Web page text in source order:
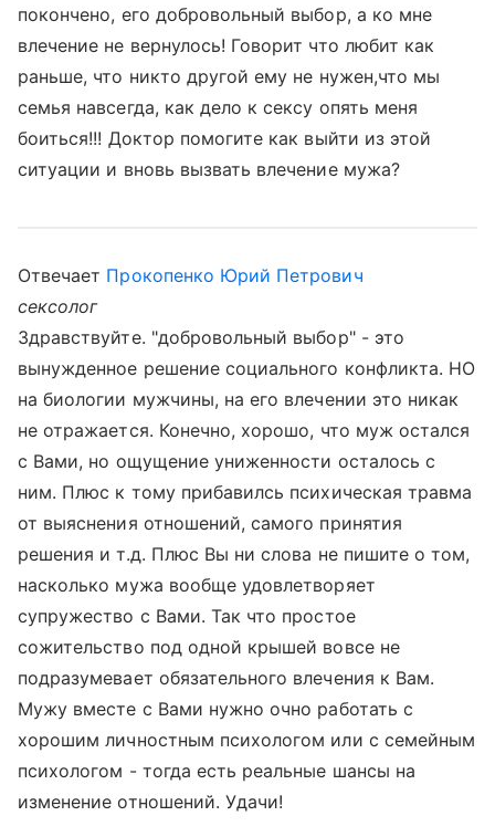
покончено, его добровольный выбор, а ко мне
влечение не вернулось! Говорит что любит как
раньше, что никто другой ему не нужен,что мы
семья навсегда, как дело к сексу опять меня
боиться!!! Доктор помогите как выйти из этой
ситуации и вновь вызвать влечение мужа?
Отвечает Прокопенко Юрий Петрович
сексолог
Здравствуйте. "добровольный выбор" - это
вынужденное решение социального конфликта. НО
на биологии мужчины, на его влечении это никак
не отражается. Конечно, хорошо, что муж остался
с Вами, но ощущение униженности осталось с
ним. Плюс к тому прибавилсь психическая травма
от выяснения отношений, самого принятия
решения и т.д. Плюс Вы ни слова не пишите о том,
насколько мужа вообще удовлетворяет
супружество с Вами. Так что простое
сожительство под одной крышей вовсе не
подразумевает обязательного влечения к Вам.
Мужу вместе с Вами нужно очно работать с
хорошим личностным психологом или с семейным
психологом - тогда есть реальные шансы на
изменение отношений. Удачи!